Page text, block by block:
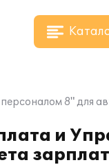
8" для
и